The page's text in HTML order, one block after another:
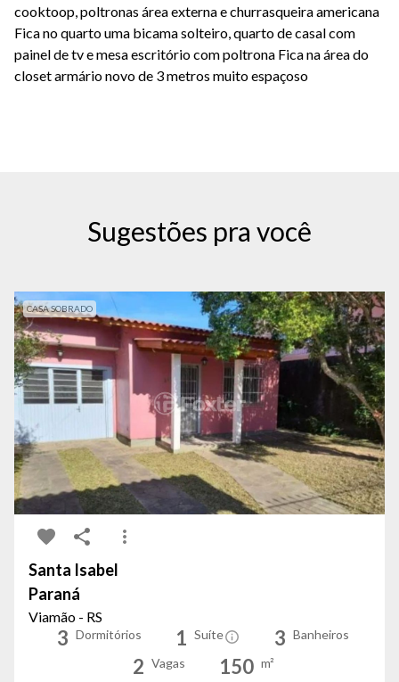
cooktoop, poltronas área externa e churrasqueira americana
Fica no quarto uma bicama solteiro, quarto de casal com
painel de tv e mesa escritório com poltrona Fica na área do
closet armário novo de 3 metros muito espaçoso
Sugestões pra você
CASA SOBRADO
Santa Isabel
Paraná
Viamão - RS
3 Dormitórios 1 Suíte 3 Banheiros
2 Vagas 150 m²